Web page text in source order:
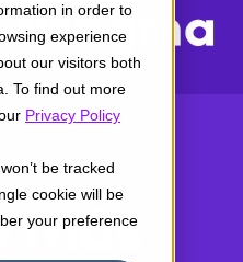
in order to
experience
our visitors both
To find out more
Privacy Policy
be tracked
cookie will be
your preference
más